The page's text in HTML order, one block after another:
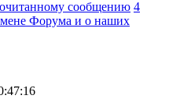
сообщению 4
Форума и о наших